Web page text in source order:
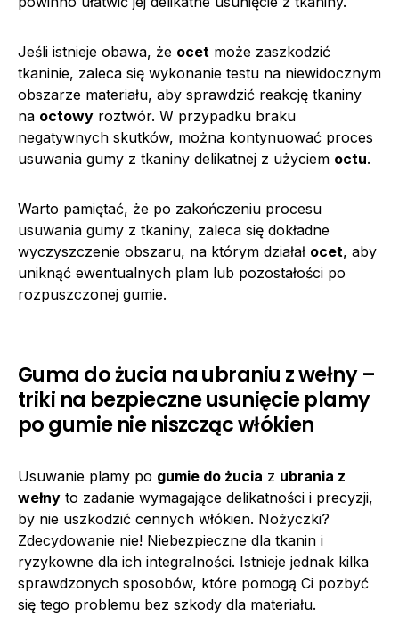
Jeśli istnieje obawa, że ocet może zaszkodzić
tkaninie, zaleca się wykonanie testu na niewidocznym
obszarze materiału, aby sprawdzić reakcję tkaniny
na octowy roztwór. W przypadku braku
negatywnych skutków, można kontynuować proces
usuwania gumy z tkaniny delikatnej z użyciem octu.
Warto pamiętać, że po zakończeniu procesu
usuwania gumy z tkaniny, zaleca się dokładne
wyczyszczenie obszaru, na którym działał ocet, aby
uniknąć ewentualnych plam lub pozostałości po
rozpuszczonej gumie.
Guma do żucia na ubraniu z wełny –
triki na bezpieczne usunięcie plamy
po gumie nie niszcząc włókien
Usuwanie plamy po gumie do żucia z ubrania z
wełny to zadanie wymagające delikatności i precyzji,
by nie uszkodzić cennych włókien. Nożyczki?
Zdecydowanie nie! Niebezpieczne dla tkanin i
ryzykowne dla ich integralności. Istnieje jednak kilka
sprawdzonych sposobów, które pomogą Ci pozbyć
się tego problemu bez szkody dla materiału.